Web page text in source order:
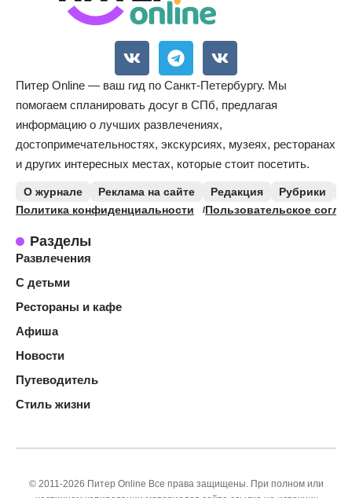
Питер Online — ваш гид по Санкт-Петербургу. Мы
помогаем спланировать досуг в СПб, предлагая
информацию о лучших развлечениях,
достопримечательностях, экскурсиях, музеях, ресторанах
и других интересных местах, которые стоит посетить.
О журнале Реклама на сайте Редакция Рубрики
Политика конфиденциальности
Пользовательское
Разделы
Развлечения
С детьми
Рестораны и кафе
Афиша
Новости
Путеводитель
Стиль жизни
© 2011-2026 Питер Online Все права защищены. При полном или